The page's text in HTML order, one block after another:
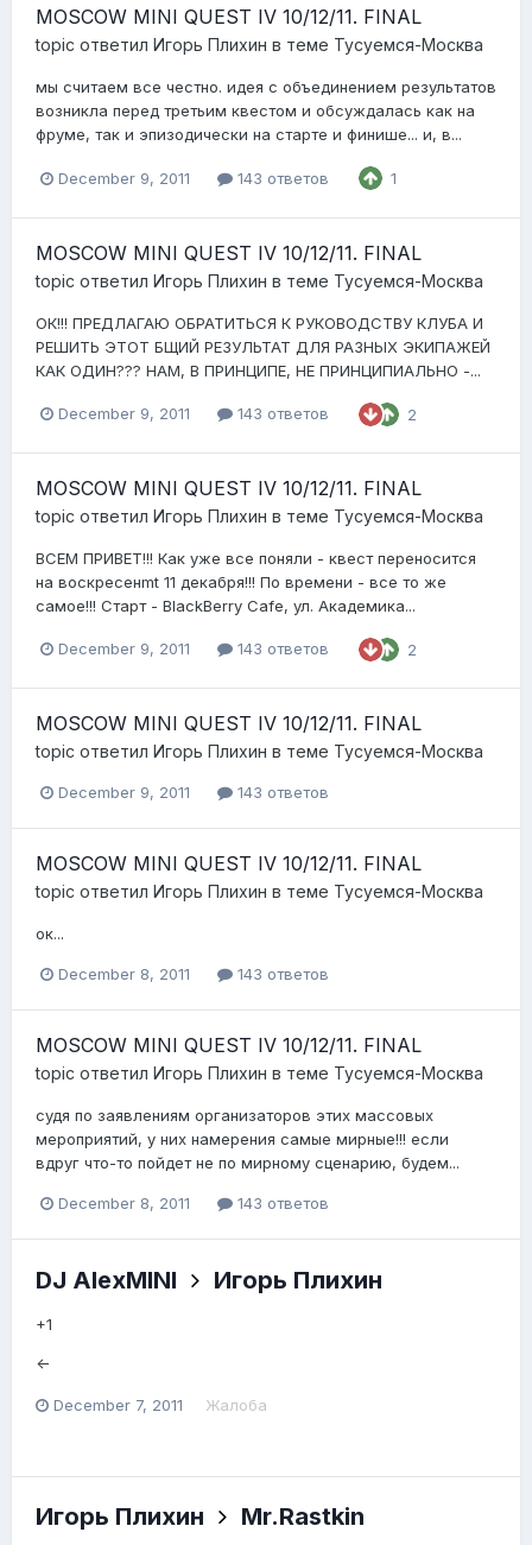
MOSCOW MINI QUEST IV 10/12/11. FINAL
topic ответил Игорь Плихин в теме Тусуемся-Москва
мы считаем все честно. идея с объединением результатов
возникла перед третьим квестом и обсуждалась как на
фруме, так и эпизодически на старте и финише... и, в...
December 9, 2011 143 ответов 1
MOSCOW MINI QUEST IV 10/12/11. FINAL
topic ответил Игорь Плихин в теме Тусуемся-Москва
ОК!!! ПРЕДЛАГАЮ ОБРАТИТЬСЯ К РУКОВОДСТВУ КЛУБА И
РЕШИТЬ ЭТОТ БЩИЙ РЕЗУЛЬТАТ ДЛЯ РАЗНЫХ ЭКИПАЖЕЙ
КАК ОДИН??? НАМ, В ПРИНЦИПЕ, НЕ ПРИНЦИПИАЛЬНО -...
December 9, 2011 143 ответов 2
MOSCOW MINI QUEST IV 10/12/11. FINAL
topic ответил Игорь Плихин в теме Тусуемся-Москва
ВСЕМ ПРИВЕТ!!! Как уже все поняли - квест переносится
на воскресенmt 11 декабря!!! По времени - все то же
самое!!! Старт - BlackBerry Cafe, ул. Академика...
December 9, 2011 143 ответов 2
MOSCOW MINI QUEST IV 10/12/11. FINAL
topic ответил Игорь Плихин в теме Тусуемся-Москва
December 9, 2011 143 ответов
MOSCOW MINI QUEST IV 10/12/11. FINAL
topic ответил Игорь Плихин в теме Тусуемся-Москва
ок...
December 8, 2011 143 ответов
MOSCOW MINI QUEST IV 10/12/11. FINAL
topic ответил Игорь Плихин в теме Тусуемся-Москва
судя по заявлениям организаторов этих массовых
мероприятий, у них намерения самые мирные!!! если
вдруг что-то пойдет не по мирному сценарию, будем...
December 8, 2011 143 ответов
DJ AlexMINI Игорь Плихин
+1
<-
December 7, 2011 Жалоба
Игорь Плихин Mr.Rastkin